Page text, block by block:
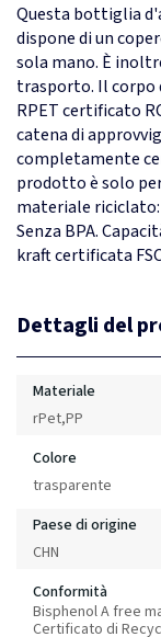
Questa bottiglia
dispone di un
sola mano. È
trasporto. Il corpo
RPET certificato
catena di
completamente
prodotto è solo
materiale
Senza BPA.
kraft certificata
Dettagli del
Materiale
rPet,PP
Colore
trasparente
Paese di origine
CHN
Conformità
Bisphenol A free
Certificato di